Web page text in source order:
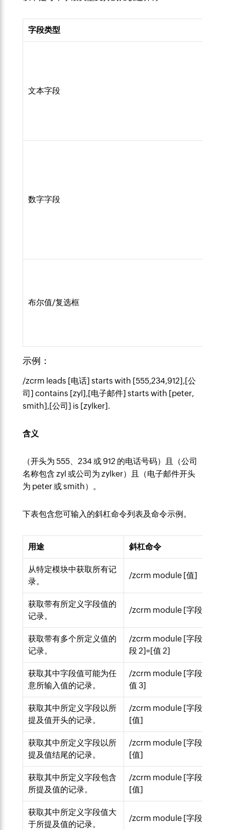
字段类型
文本字段
数字字段
布尔值/复选框
示例：
/zcrm leads [电话] starts with [555,234,912],[公
司] contains [zyl],[电子邮件] starts with [peter,
smith],[公司] is [zylker].
含义
（开头为 555、234 或 912 的电话号码）且（公司
名称包含 zyl 或公司为 zylker）且（电子邮件开头
为 peter 或 smith）。
下表包含您可输入的斜杠命令列表及命令示例。
用途 斜杠命令
从特定模块中获取所有记
录。
/zcrm module [值]
获取带有所定义字段值的
记录。
/zcrm module [字段]=[值]
获取带有多个所定义值的
记录。
/zcrm module [字段 1]=[
段 2]=[值 2]
获取其中字段值可能为任
意所输入值的记录。
/zcrm module [字段]=[值
值 3]
获取其中所定义字段以所
提及值开头的记录。
/zcrm module [字段]
[值]
获取其中所定义字段以所
提及值结尾的记录。
/zcrm module [字段]
[值]
获取其中所定义字段包含
所提及值的记录。
/zcrm module [字段]
[值]
获取其中所定义字段值大
于所提及值的记录。
/zcrm module [字段] > [